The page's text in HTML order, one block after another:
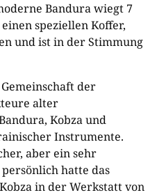
Bandura wiegt 7
speziellen Koffer,
und ist in der Stimmung
der
alter
Kobza und
Instrumente.
aber ein sehr
hatte das
in der Werkstatt von